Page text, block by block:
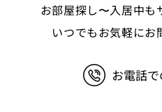
お部屋探し〜入居中も
いつでもお気軽にお
お電話